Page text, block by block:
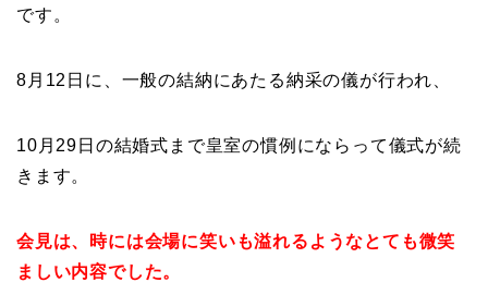
です。
8月12日に、一般の結納にあたる納采の儀が行われ、
10月29日の結婚式まで皇室の慣例にならって儀式が続
きます。
会見は、時には会場に笑いも溢れるようなとても微笑
ましい内容でした。